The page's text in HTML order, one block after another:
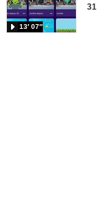
13′ 07″
31